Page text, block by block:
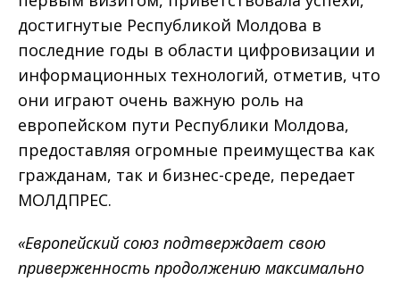
достигнутые Республикой Молдова в
последние годы в области цифровизации и
информационных технологий, отметив, что
они играют очень важную роль на
европейском пути Республики Молдова,
предоставляя огромные преимущества как
гражданам, так и бизнес-среде, передает
МОЛДПРЕС.
«Европейский союз подтверждает свою
приверженность продолжению максимально